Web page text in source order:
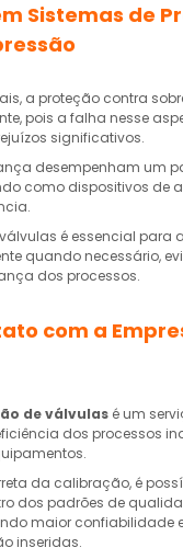
Sistemas de
a proteção contra
pois a falha nesse
significativos.
desempenham um
como dispositivos de
é essencial para
quando necessário,
dos processos.
com a
de válvulas é um
dos processos
da calibração, é
dos padrões de
maior confiabilidade
inseridas.